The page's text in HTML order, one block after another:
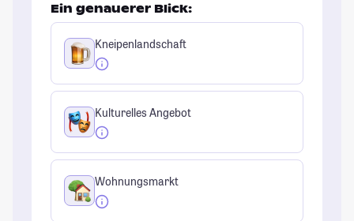
Ein genauerer Blick:
Kneipenlandschaft
Kulturelles Angebot
Wohnungsmarkt